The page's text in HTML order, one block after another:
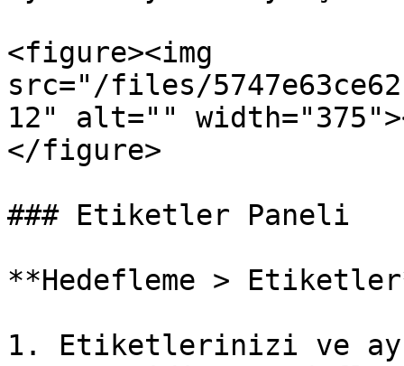
<figure><img
src="/files/
12" alt=""
</figure>
### Etiketler Paneli
**Hedefleme >
1. Etiketlerinizi ve